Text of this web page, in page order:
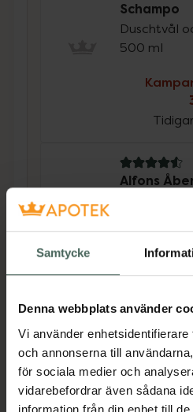
Samtycke
Denna webbplats använder
Vi använder
och annonserna till
för sociala medier och
vidarebefordrar även sådana
information från din enhet till
Schampo
Duschtvål
500 ml
4.6 av 5 i
Alfons
Köp båda för
Köp
Beskrivning